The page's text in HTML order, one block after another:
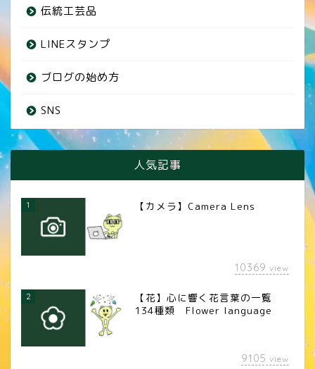
伝統工芸品
LINEスタンプ
ブログの始め方
SNS
人気記事
1 【カメラ】Camera Lens
10369 view
2
【花】心に響く花言葉の一覧
134種類 Flower language
9105 view